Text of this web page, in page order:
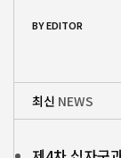
BY EDITOR
최신 NEWS